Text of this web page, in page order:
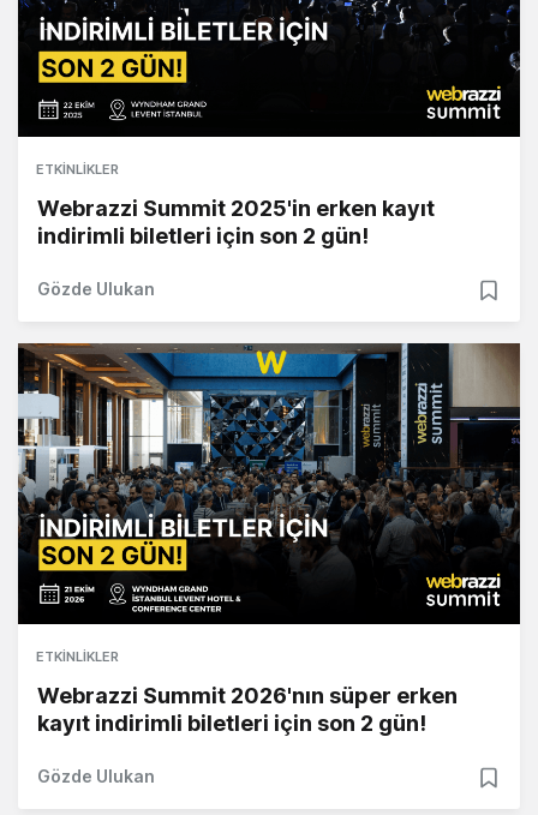
ETKINLIKLER
Webrazzi Summit 2025'in erken kayıt
indirimli biletleri için son 2 gün!
Gözde Ulukan
ETKINLIKLER
Webrazzi Summit 2026'nın süper erken
kayıt indirimli biletleri için son 2 gün!
Gözde Ulukan